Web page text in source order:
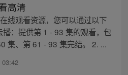
高清
线观看资源，您可以通过以下
：提供第 1 - 93 集的观看，包
集、第 61 - 93 集完结。 2. ...
03:42